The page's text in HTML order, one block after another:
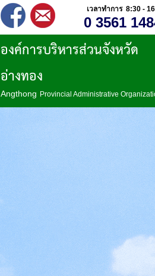
เวลาทำการ 8:30 -
0 3561
องค์การบริหารส่วนจังหวัด
อ่างทอง
Angthong Provincial Administrative